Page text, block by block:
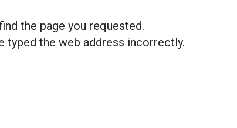
the page you requested.
typed the web address incorrectly.